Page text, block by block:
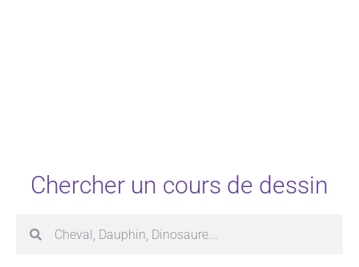
Chercher un cours de dessin